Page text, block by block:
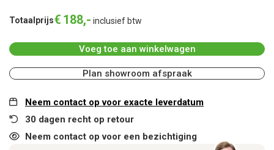
Totaalprijs€ 188,- inclusief btw
Voeg toe aan winkelwagen
Plan showroom afspraak
Neem contact op voor exacte leverdatum
30 dagen recht op retour
Neem contact op voor een bezichtiging